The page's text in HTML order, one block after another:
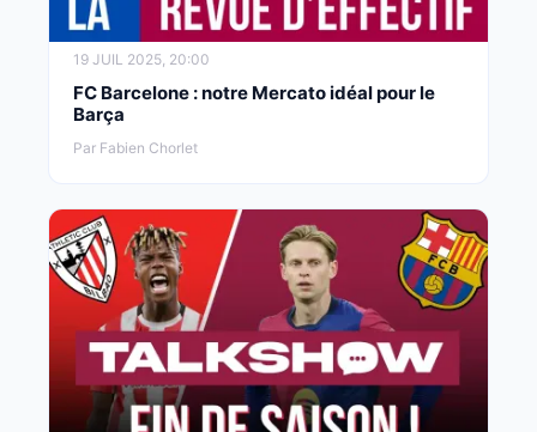
19 JUIL 2025, 20:00
FC Barcelone : notre Mercato idéal pour le
Barça
Par Fabien Chorlet